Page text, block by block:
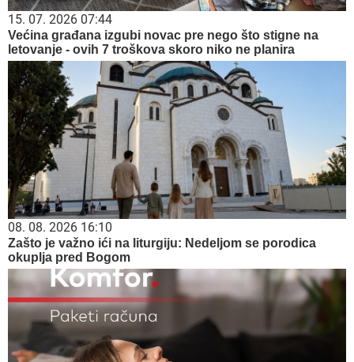
15. 07. 2026 07:44
Većina građana izgubi novac pre nego što stigne na
letovanje - ovih 7 troškova skoro niko ne planira
08. 08. 2026 16:10
Zašto je važno ići na liturgiju: Nedeljom se porodica
okuplja pred Bogom